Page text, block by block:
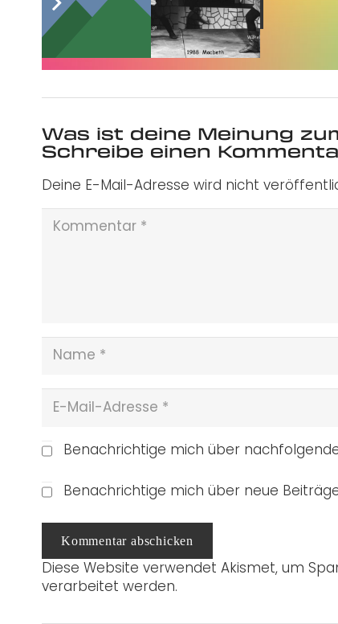
Jetzt abonnieren
Was ist deine Meinung
Schreibe einen
Deine E-Mail-Adresse wird nicht
Benachrichtige mich über
Benachrichtige mich über neue
Kommentar abschicken
Diese Website verwendet Akismet, um
verarbeitet werden.